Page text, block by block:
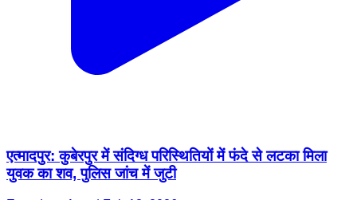
एत्मादपुर: कुबेरपुर में संदिग्ध परिस्थितियों में फंदे से लटका मिला
युवक का शव, पुलिस जांच में जुटी